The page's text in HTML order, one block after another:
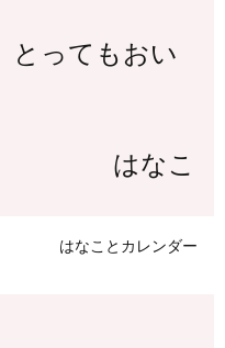
とってもおい
はなこ
はなことカレンダー